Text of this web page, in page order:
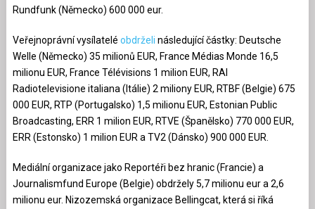
Rundfunk (Německo) 600 000 eur.
Veřejnoprávní vysílatelé obdrželi následující částky: Deutsche
Welle (Německo) 35 milionů EUR, France Médias Monde 16,5
milionu EUR, France Télévisions 1 milion EUR, RAI
Radiotelevisione italiana (Itálie) 2 miliony EUR, RTBF (Belgie) 675
000 EUR, RTP (Portugalsko) 1,5 milionu EUR, Estonian Public
Broadcasting, ERR 1 milion EUR, RTVE (Španělsko) 770 000 EUR,
ERR (Estonsko) 1 milion EUR a TV2 (Dánsko) 900 000 EUR.
Mediální organizace jako Reportéři bez hranic (Francie) a
Journalismfund Europe (Belgie) obdržely 5,7 milionu eur a 2,6
milionu eur. Nizozemská organizace Bellingcat, která si říká